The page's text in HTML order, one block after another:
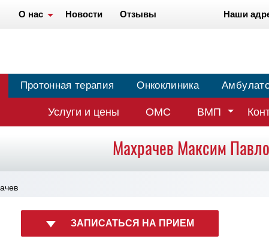
О нас Новости Отзывы Наши
Протонная терапия Онкоклиника
Услуги и цены ОМС ВМП
Махрачев Максим
ЗАПИСАТЬСЯ НА ПРИЕМ